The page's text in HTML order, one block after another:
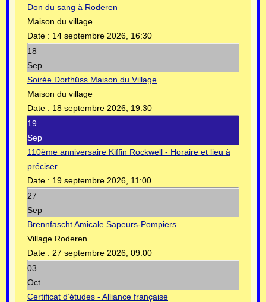
Don du sang à Roderen
Maison du village
Date : 14 septembre 2026, 16:30
18
Sep
Soirée Dorfhüss Maison du Village
Maison du village
Date : 18 septembre 2026, 19:30
19
Sep
110ème anniversaire Kiffin Rockwell - Horaire et lieu à
préciser
Date : 19 septembre 2026, 11:00
27
Sep
Brennfascht Amicale Sapeurs-Pompiers
Village Roderen
Date : 27 septembre 2026, 09:00
03
Oct
Certificat d’études - Alliance française